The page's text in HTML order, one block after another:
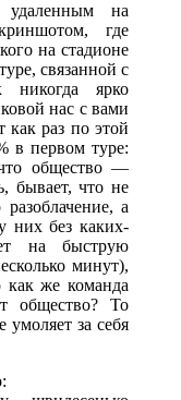
на
где
на стадионе
связанной с
никогда ярко
нас с вами
раз по этой
в первом туре:
общество —
бывает, что не
а
них без каких-
на быструю
минут),
же команда
общество? То
умоляет за себя